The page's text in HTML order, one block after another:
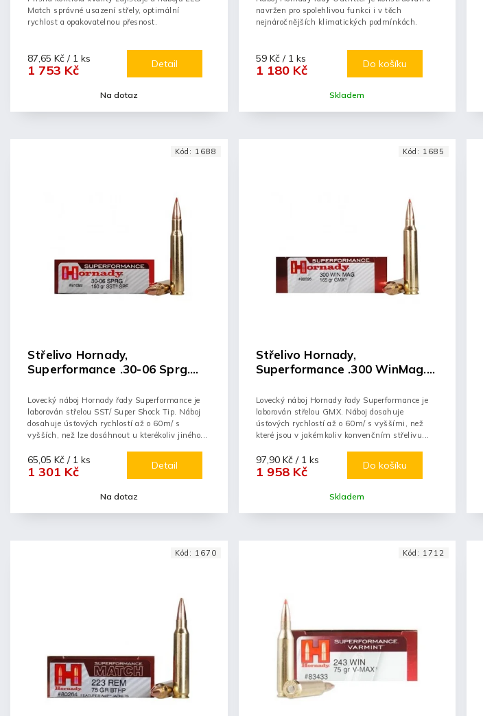
Na dotaz
1 753 Kč
87,65 Kč / 1 ks Detail
Match správné usazení střely, optimální
rychlost a opakovatelnou přesnost.
Skladem
1 180 Kč
59 Kč / 1 ks Do košíku
navržen pro spolehlivou funkci i v těch
nejnáročnějších klimatických podmínkách.
Střelivo Hornady,
Superformance .30-06 Sprg.
Na dotaz
1 301 Kč
65,05 Kč / 1 ks Detail
Lovecký náboj Hornady řady Superformance je
laborován střelou SST/ Super Shock Tip. Náboj
dosahuje úsťových rychlostí až o 60m/ s
vyšších, než lze dosáhnout u kterékoliv jiného...
Kód: 1688
Střelivo Hornady,
Superformance .300 WinMag.
Skladem
1 958 Kč
97,90 Kč / 1 ks Do košíku
Lovecký náboj Hornady řady Superformance je
laborován střelou GMX. Náboj dosahuje
úsťových rychlostí až o 60m/ s vyššími, než
které jsou v jakémkoliv konvenčním střelivu...
Kód: 1685
Kód: 1670 Kód: 1712